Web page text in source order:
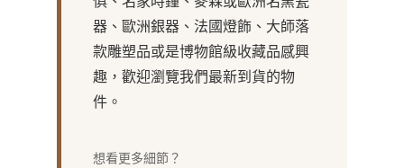
器、歐洲銀器、法國燈飾、大師落
款雕塑品或是博物館級收藏品感興
趣，歡迎瀏覽我們最新到貨的物
件。
想看更多細節？